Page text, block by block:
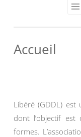
Accueil
Libéré (GDDL)
dont l’objectif
formes.